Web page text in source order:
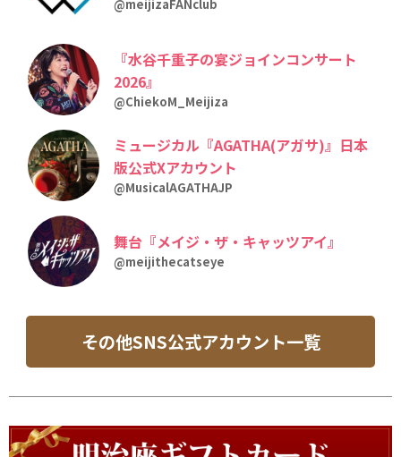
@meijizaFANclub
『水谷千重子の宴ジョインコンサート
2026』
@ChiekoM_Meijiza
ミュージカル『AGATHA(アガサ)』日本
版公式Xアカウント
@MusicalAGATHAJP
舞台『メイジ・ザ・キャッツアイ』
@meijithecatseye
その他SNS公式アカウント一覧